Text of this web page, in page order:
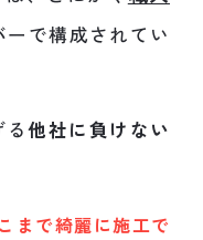
で構成されてい
る他社に負けない
まで綺麗に施工で